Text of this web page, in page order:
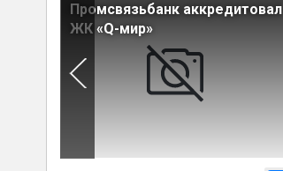
Промсвязьбанк аккредитовал
ЖК «Q-мир»